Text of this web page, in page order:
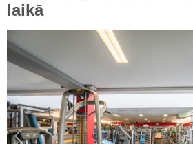
laikā
Previous